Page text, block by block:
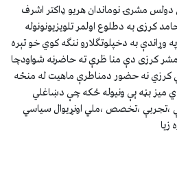
دولس مشرۍ نوماندان هريو ډاکتر اشرف
کرزى به دطلوع اولمر تلويزيونونوله
وړاندې به دخپلوتګلارو ننګه کوي خو تېره
کرزى دې منا ظرې ته حاضرنه شواودچا
کرزي نه حضور دمناطرې ماهيت له منځه
ميز بڼه ېې ونيوله ځکه چې دښاغلي
،تجربې ،تخصص ،ملي اونړيوال سياسي
زيا